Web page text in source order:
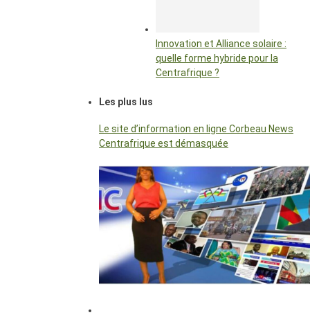
Innovation et Alliance solaire :
quelle forme hybride pour la
Centrafrique ?
Les plus lus
Le site d’information en ligne Corbeau News
Centrafrique est démasquée